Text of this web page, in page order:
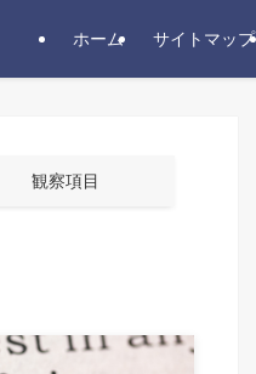
ホーム サイトマップ
観察項目